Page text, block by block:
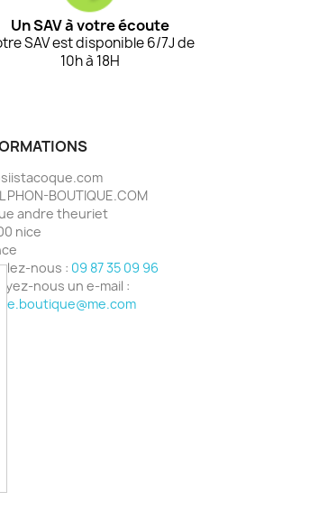
Un SAV à votre écoute
SAV est disponible 6/7J de
10h à 18H
PHON-BOUTIQUE.COM
andre theuriet
nice
nous : 09 87 35 09 96
nous un e-mail :